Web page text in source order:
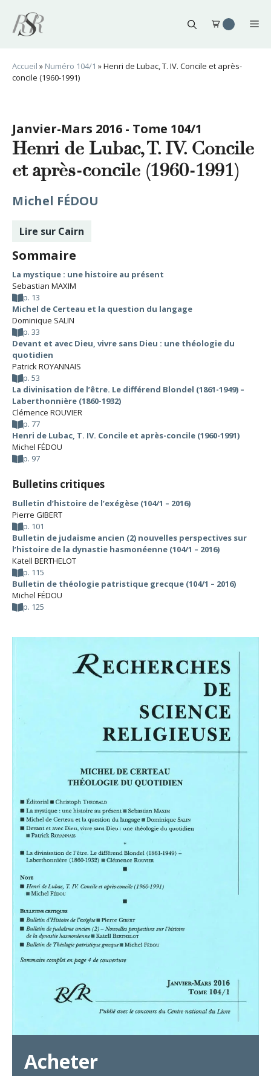
contenu
Accueil » Numéro 104/1 »Henri de Lubac, T. IV. Concile et après-
concile (1960-1991)
Janvier-Mars 2016 - Tome 104/1
Henri de Lubac, T. IV. Concile
et après-concile (1960-1991)
Michel FÉDOU
Lire sur Cairn
Sommaire
La mystique : une histoire au présent
Sebastian MAXIM
p. 13
Michel de Certeau et la question du langage
Dominique SALIN
p. 33
Devant et avec Dieu, vivre sans Dieu : une théologie du
quotidien
Patrick ROYANNAIS
p. 53
La divinisation de l’être. Le différend Blondel (1861-1949) –
Laberthonnière (1860-1932)
Clémence ROUVIER
p. 77
Henri de Lubac, T. IV. Concile et après-concile (1960-1991)
Michel FÉDOU
p. 97
Bulletins critiques
Bulletin d’histoire de l’exégèse (104/1 – 2016)
Pierre GIBERT
p. 101
Bulletin de judaïsme ancien (2) nouvelles perspectives sur
l’histoire de la dynastie hasmonéenne (104/1 – 2016)
Katell BERTHELOT
p. 115
Bulletin de théologie patristique grecque (104/1 – 2016)
Michel FÉDOU
p. 125
Acheter